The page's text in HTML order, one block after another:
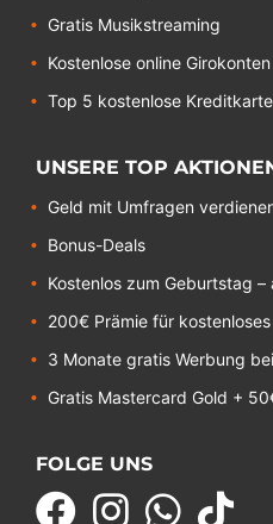
Gratis Musikstreaming
Kostenlose online Girokonten
Top 5 kostenlose
UNSERE TOP
Geld mit Umfragen
Bonus-Deals
Kostenlos zum Geburtstag –
200€ Prämie für
3 Monate gratis Werbung
Gratis Mastercard Gold +
FOLGE UNS